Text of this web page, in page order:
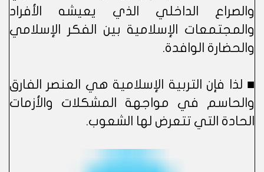
والصراع الداخلي الذي يعيشه الأفراد
والمجتمعات الإسلامية بين الفكر الإسلامي
والحضارة الوافدة.
■ لذا فإن التربية الإسلامية هي العنصر الفارق
والحاسم في مواجهة المشكلات والأزمات
الحادة التي تتعرض لها الشعوب.